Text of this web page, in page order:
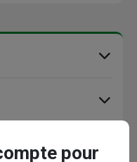
pour